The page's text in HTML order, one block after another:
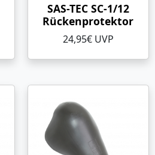
SAS-TEC SC-1/12
Rückenprotektor
24,95€ UVP